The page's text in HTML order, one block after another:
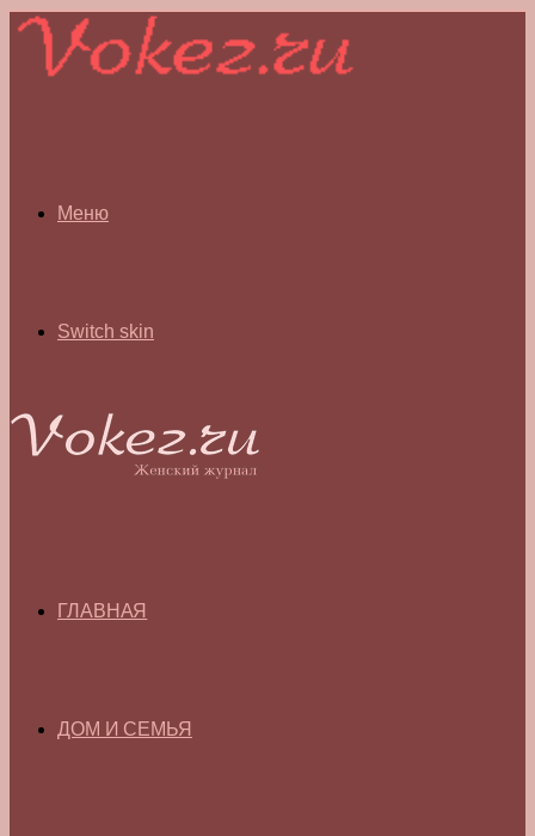
Меню
Switch skin
ГЛАВНАЯ
ДОМ И СЕМЬЯ